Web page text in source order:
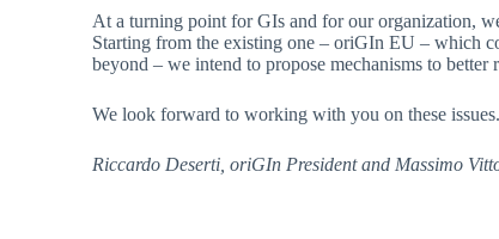
At a turning point for GIs and for our organization,
Starting from the existing one – oriGIn EU – which
beyond – we intend to propose mechanisms to
We look forward to working with you on these
Riccardo Deserti, oriGIn President and Massimo